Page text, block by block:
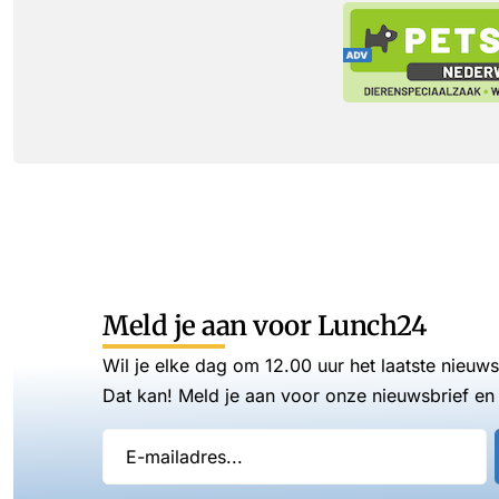
Meld je aan voor Lunch24
Wil je elke dag om 12.00 uur het laatste
Dat kan! Meld je aan voor onze nieuwsbrief